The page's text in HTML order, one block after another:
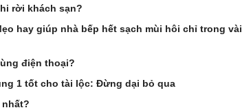
rời khách sạn?
hay giúp nhà bếp hết sạch mùi hôi chỉ trong vài
điện thoại?
1 tốt cho tài lộc: Đừng dại bỏ qua
nhất?